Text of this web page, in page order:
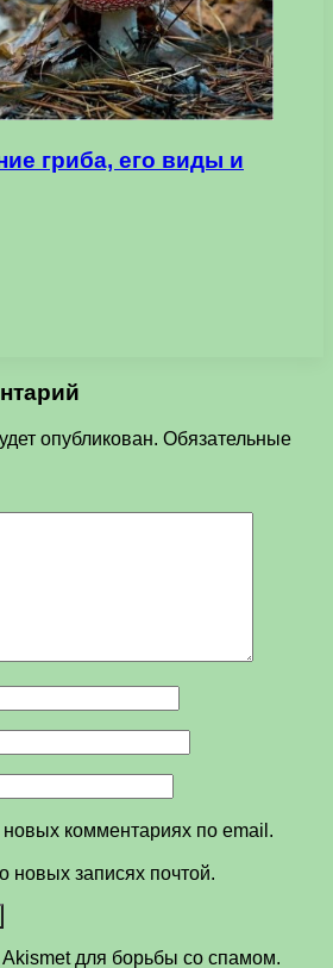
гриба, его виды и
опубликован. Обязательные
комментариях по email.
новых записях почтой.
Akismet для борьбы со спамом.